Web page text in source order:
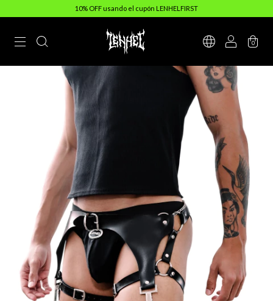
10% OFF usando el cupón LENHELFIRST
0